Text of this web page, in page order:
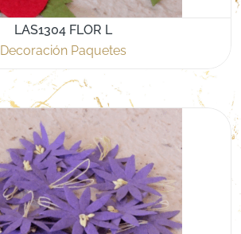
LAS1304 FLOR L
Decoración Paquetes